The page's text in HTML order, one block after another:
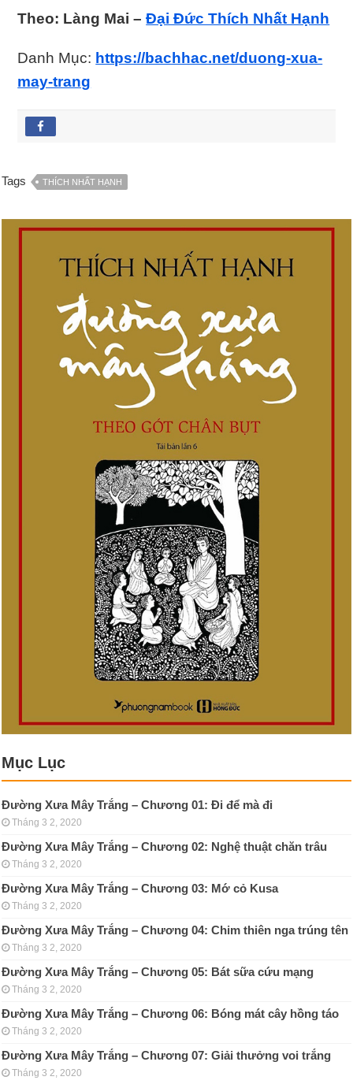
Theo: Làng Mai –Đại Đức Thích Nhất Hạnh
Danh Mục: https://bachhac.net/duong-xua-
may-trang
Tags THÍCH NHẤT HẠNH
Mục Lục
Đường Xưa Mây Trắng – Chương 01: Đi để mà đi
Tháng 3 2, 2020
Đường Xưa Mây Trắng – Chương 02: Nghệ thuật chăn trâu
Tháng 3 2, 2020
Đường Xưa Mây Trắng – Chương 03: Mớ cỏ Kusa
Tháng 3 2, 2020
Đường Xưa Mây Trắng – Chương 04: Chim thiên nga trúng tên
Tháng 3 2, 2020
Đường Xưa Mây Trắng – Chương 05: Bát sữa cứu mạng
Tháng 3 2, 2020
Đường Xưa Mây Trắng – Chương 06: Bóng mát cây hồng táo
Tháng 3 2, 2020
Đường Xưa Mây Trắng – Chương 07: Giải thưởng voi trắng
Tháng 3 2, 2020